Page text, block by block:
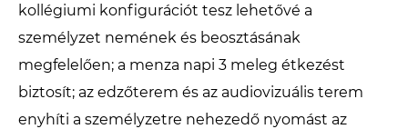
kollégiumi konfigurációt tesz lehetővé a
személyzet nemének és beosztásának
megfelelően; a menza napi 3 meleg étkezést
biztosít; az edzőterem és az audiovizuális terem
enyhíti a személyzetre nehezedő nyomást az